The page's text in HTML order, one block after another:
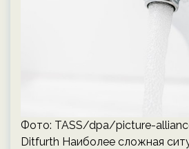
Фото: TASS/dpa/picture-
Ditfurth Наиболее сложная